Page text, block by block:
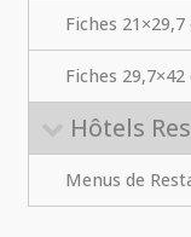
Fiches 21×29,7
Fiches 29,7×42
Hôtels
Menus de